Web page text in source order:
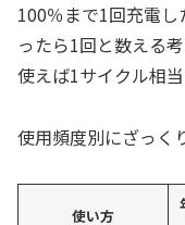
100％まで1回充電
ったら1回と数える
使えば1サイクル相当
使用頻度別にざっく
使い方